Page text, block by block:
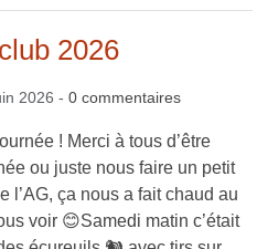
2026
2026 - 0 commentaires
! Merci à tous d’être
ou juste nous faire un petit
l’AG, ça nous a fait chaud au
voir 😊Samedi matin c’était